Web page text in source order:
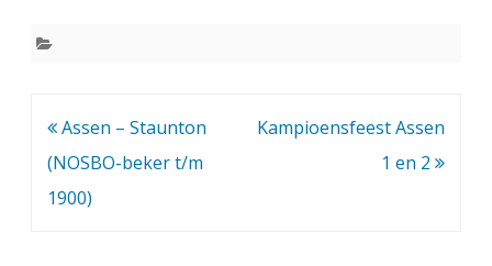
w
Bericht
navigatie
Assen – Staunton
(NOSBO-beker t/m
1900)
Kampioensfeest Assen
1 en 2